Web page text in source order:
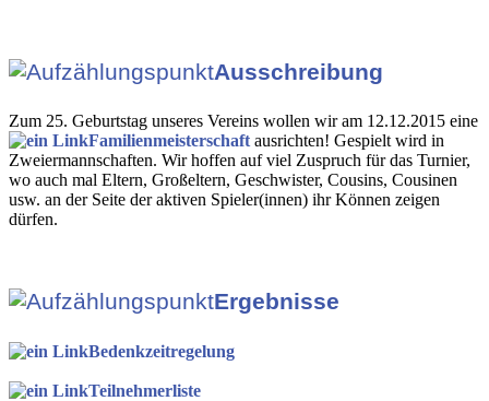
Ausschreibung
Zum 25. Geburtstag unseres Vereins wollen wir am 12.12.2015 eine
Familienmeisterschaft ausrichten! Gespielt wird in
Zweiermannschaften. Wir hoffen auf viel Zuspruch für das Turnier,
wo auch mal Eltern, Großeltern, Geschwister, Cousins, Cousinen
usw. an der Seite der aktiven Spieler(innen) ihr Können zeigen
dürfen.
Ergebnisse
Bedenkzeitregelung
Teilnehmerliste